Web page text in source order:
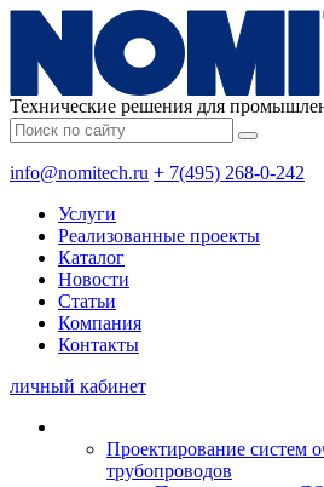
Технические решения для
info@nomitech.ru + 7(495) 268-0-242
Услуги
Реализованные проекты
Каталог
Новости
Статьи
Компания
Контакты
личный кабинет
Проектирование систем
трубопроводов